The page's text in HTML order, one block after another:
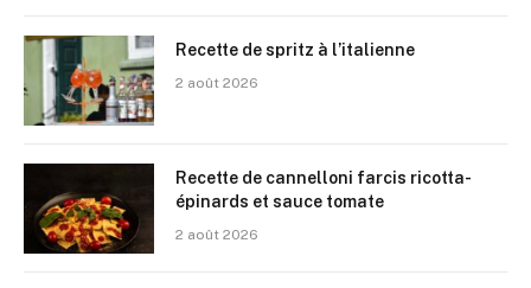
Recette de spritz à l’italienne
2 août 2026
Recette de cannelloni farcis ricotta-
épinards et sauce tomate
2 août 2026